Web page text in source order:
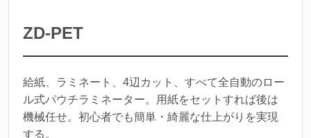
ZD-PET
給紙、ラミネート、4辺カット、すべて全自動のロー
ル式パウチラミネーター。用紙をセットすれば後は
機械任せ。初心者でも簡単・綺麗な仕上がりを実現
する。